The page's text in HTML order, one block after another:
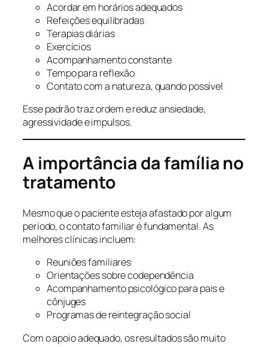
Acordar em horários adequados
Refeições equilibradas
Terapias diárias
Exercícios
Acompanhamento constante
Tempo para reflexão
Contato com a natureza, quando possível
Esse padrão traz ordem e reduz ansiedade,
agressividade e impulsos.
A importância da família no
tratamento
Mesmo que o paciente esteja afastado por algum
período, o contato familiar é fundamental. As
melhores clínicas incluem:
Reuniões familiares
Orientações sobre codependência
Acompanhamento psicológico para pais e
cônjuges
Programas de reintegração social
Com o apoio adequado, os resultados são muito